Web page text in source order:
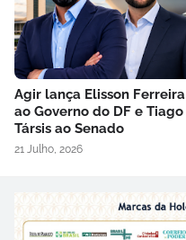
Agir lança Elisson Ferreira
ao Governo do DF e Tiago
Társis ao Senado
21 Julho, 2026